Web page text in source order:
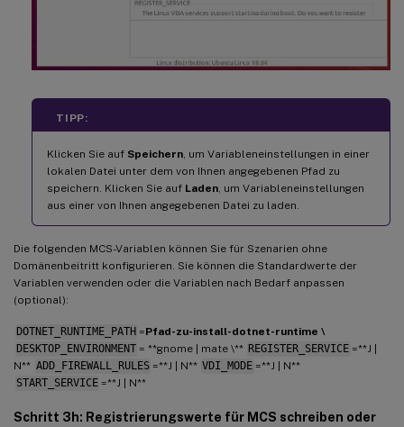
TIPP:
Klicken Sie auf Speichern, um Variableneinstellungen in einer
lokalen Datei unter dem von Ihnen angegebenen Pfad zu
speichern. Klicken Sie auf Laden, um Variableneinstellungen
aus einer von Ihnen angegebenen Datei zu laden.
Die folgenden MCS-Variablen können Sie für Szenarien ohne
Domänenbeitritt konfigurieren. Sie können die Standardwerte der
Variablen verwenden oder die Variablen nach Bedarf anpassen
(optional):
DOTNET_RUNTIME_PATH =Pfad-zu-install-dotnet-runtime \
DESKTOP_ENVIRONMENT = **gnome | mate \** REGISTER_SERVICE =**J |
N** ADD_FIREWALL_RULES =**J | N** VDI_MODE =**J | N**
START_SERVICE =**J | N**
Schritt 3h: Registrierungswerte für MCS schreiben oder